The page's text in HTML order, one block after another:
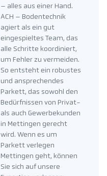
– alles aus einer Hand.
ACH – Bodentechnik
agiert als ein gut
eingespieltes Team, das
alle Schritte koordiniert,
um Fehler zu vermeiden.
So entsteht ein robustes
und ansprechendes
Parkett, das sowohl den
Bedürfnissen von Privat-
als auch Gewerbekunden
in Mettingen gerecht
wird. Wenn es um
Parkett verlegen
Mettingen geht, können
Sie sich auf unsere